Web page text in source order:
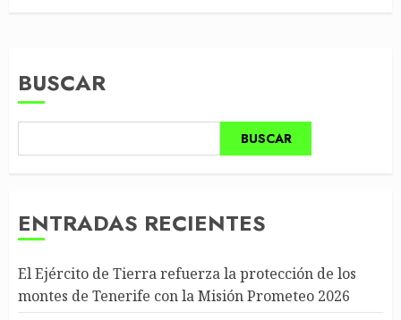
BUSCAR
BUSCAR
ENTRADAS RECIENTES
El Ejército de Tierra refuerza la protección de los
montes de Tenerife con la Misión Prometeo 2026